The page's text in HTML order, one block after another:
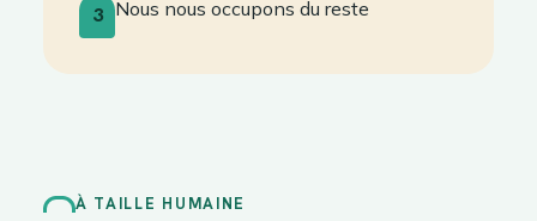
3 Nous nous occupons du reste
À TAILLE HUMAINE